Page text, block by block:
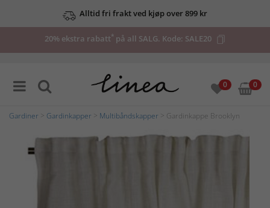
Alltid fri frakt ved kjøp over 899 kr
20% ekstra rabatt* på all SALG. Kode: SALE20
0 0
Gardiner Gardinkapper Multibåndskapper > Gardinkappe Brooklyn